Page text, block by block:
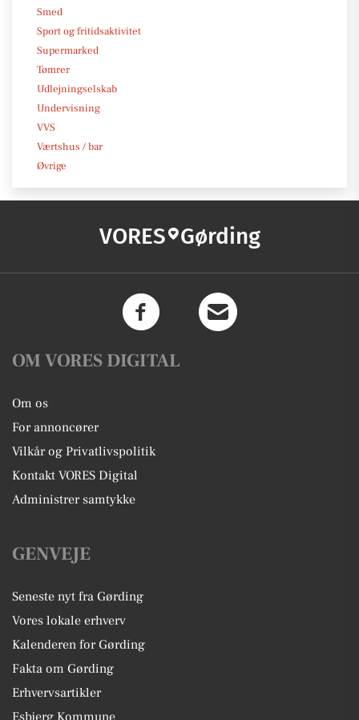
Smed
Sport og fritidsaktivitet
Supermarked
Tømrer
Udlejningselskab
Undervisning
VVS
Værtshus / bar
Øvrige
VORES Gørding
OM VORES DIGITAL
Om os
For annoncører
Vilkår og Privatlivspolitik
Kontakt VORES Digital
Administrer samtykke
GENVEJE
Seneste nyt fra Gørding
Vores lokale erhverv
Kalenderen for Gørding
Fakta om Gørding
Erhvervsartikler
Esbjerg Kommune